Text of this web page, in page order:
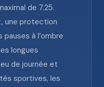
de 7.25.
une protection
à l’ombre
longues
de journée et
sportives, les